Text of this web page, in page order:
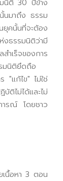
นิติ 30 ปีข้าง
นมาถึง ธรรม
คนั้นที่จะต้อง
งธรรมนิติว่ามี
เร็จของการ
มนิติยึดถือ
"แก้ไข" ไม่ใช่
ติไม่ได้และไม่
ารณ์ โดยชาว
เนื้อหา 3 ตอน